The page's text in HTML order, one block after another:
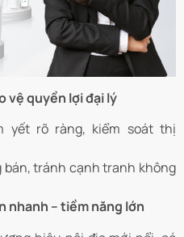
vệ quyền lợi đại lý
yết rõ ràng, kiểm soát thị
bán, tránh cạnh tranh không
nhanh – tiềm năng lớn